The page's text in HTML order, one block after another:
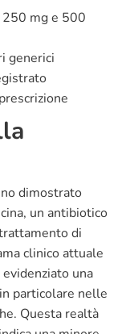
250 mg e 500
generici
dimostrato
un antibiotico
di
clinico attuale
una
particolare nelle
Questa realtà